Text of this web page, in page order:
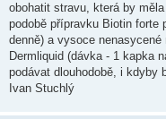
obohatit stravu, která by
podobě přípravku Biotin
denně) a vysoce
Dermliquid (dávka - 1 kapka
podávat dlouhodobě, i kdyby
Ivan Stuchlý